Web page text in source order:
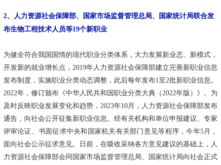
2、人力资源社会保障部、国家市场监督管理总局、国家统计局联合发
布生物工程技术人员等19个新职业
为健全符合我国国情的现代职业分类体系，大力发展新业态、新模式，
开发新的就业增长点，2019年人力资源社会保障部建立完善新职业信息
发布制度，实施职业分类动态调整，此后每年发布1至2批新职业信息。
2022年，修订颁布《中华人民共和国职业分类大典（2022年版）》。为
及时反映职业发展变化和趋势，2023年10月，人力资源社会保障部发布
通告，向社会公开征集新职业信息。经有关机构和单位申报建议、专家
评审论证、书面征求中央和国家机关有关部门意见等程序，今年5月，
面向社会公示征求意见。日前，在吸收采纳各方意见建议的基础上，人
力资源社会保障部会同国家市场监督管理总局、国家统计局向社会正式